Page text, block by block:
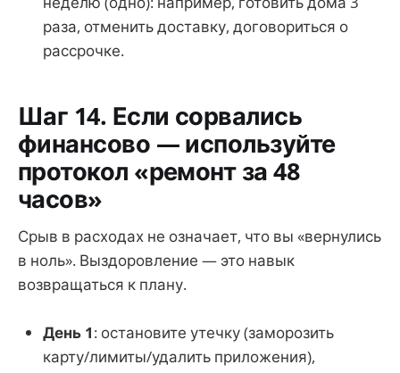
раза, отменить доставку, договориться о
рассрочке.
Шаг 14. Если сорвались
финансово — используйте
протокол «ремонт за 48
часов»
Срыв в расходах не означает, что вы «вернулись
в ноль». Выздоровление — это навык
возвращаться к плану.
День 1: остановите утечку (заморозить
карту/лимиты/удалить приложения),